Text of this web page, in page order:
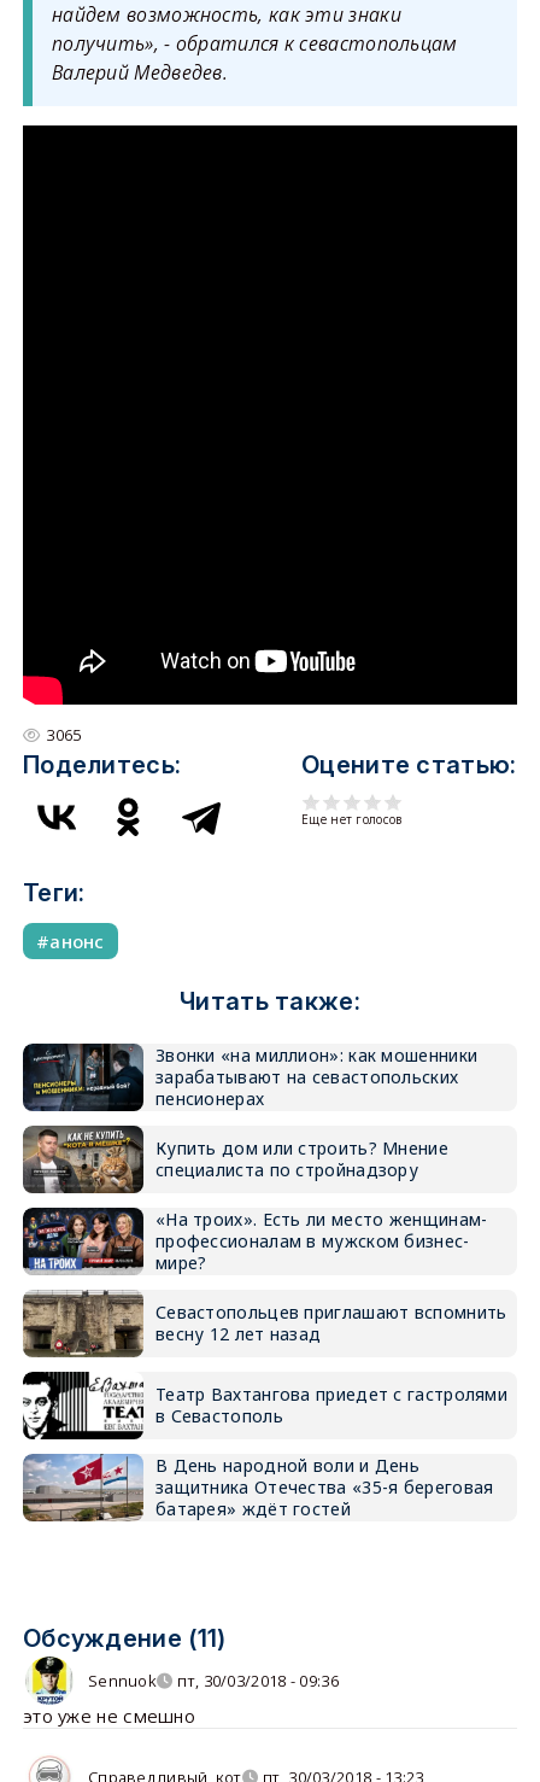
найдем возможность, как эти знаки
получить», - обратился к севастопольцам
Валерий Медведев.
3065
Поделитесь: Оцените статью:
Еще нет голосов
Теги:
анонс
Читать также:
Звонки «на миллион»: как мошенники
зарабатывают на севастопольских
пенсионерах
Купить дом или строить? Мнение
специалиста по стройнадзору
«На троих». Есть ли место женщинам-
профессионалам в мужском бизнес-
мире?
Севастопольцев приглашают вспомнить
весну 12 лет назад
Театр Вахтангова приедет с гастролями
в Севастополь
В День народной воли и День
защитника Отечества «35-я береговая
батарея» ждёт гостей
Обсуждение (11)
Sennuok пт, 30/03/2018 - 09:36
это уже не смешно
Справедливый_кот пт, 30/03/2018 - 13:23